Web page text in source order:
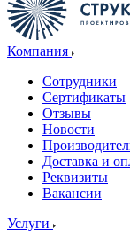
Компания
Сотрудники
Сертификаты
Отзывы
Новости
Доставка и
Реквизиты
Вакансии
Услуги